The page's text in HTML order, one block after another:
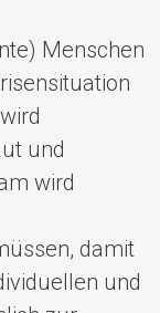
Menschen
wird
und
wird
damit
und